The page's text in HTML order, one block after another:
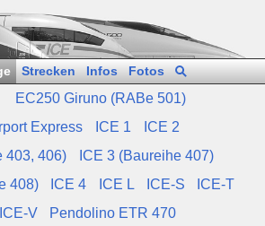
Strecken Infos Fotos
EC250 Giruno (RABe 501)
Express
ICE 1
ICE 2
403, 406)
ICE 3 (Baureihe 407)
408)
ICE 4 ICE L ICE‑S
ICE‑T
ICE‑V
Pendolino ETR 470